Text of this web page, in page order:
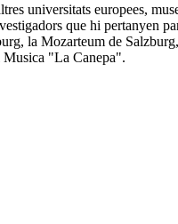
universitats europees,
que hi pertanyen
la Mozarteum de
"La Canepa".